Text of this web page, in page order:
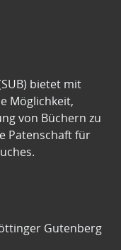
bietet mit
Möglichkeit,
von Büchern zu
Patenschaft für
Gutenberg